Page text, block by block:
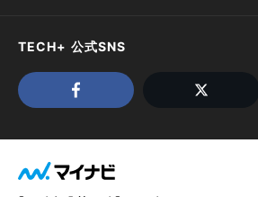
TECH+ 公式SNS